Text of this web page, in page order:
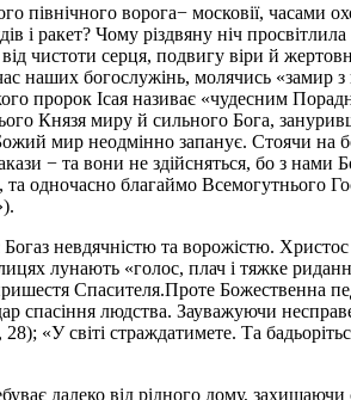
північного ворога− московії,
ракет? Чому різдвяну ніч
чистоти серця, подвигу віри й
богослужінь, молячись «замир
Ісая називає «чудесним
Князя миру й сильного Бога,
мир неодмінно запанує. Стоячи на
− та вони не здійсняться, бо з нами
одночасно благаймо Всемогутнього
невдячністю та ворожістю.
лунають «голос, плач і тяжке
Спасителя.Проте Божественна
спасіння людства. Зауважуючи
«У світі страждатимете. Та
далеко від рідного дому,